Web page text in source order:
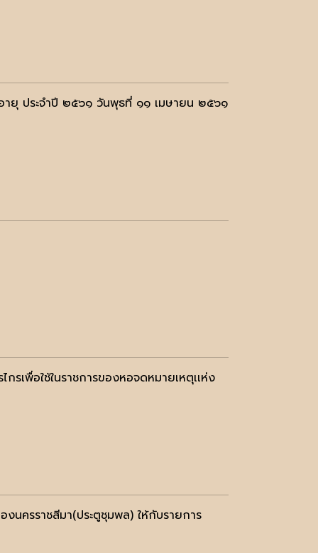
ายุ ประจำปี ๒๕๖๑ วันพุธที่ ๑๑ เมษายน ๒๕๖๑
รเพื่อใช้ในราชการของหอจดหมายเหตุเเห่ง
งนครราชสีมา(ประตูชุมพล) ให้กับรายการ